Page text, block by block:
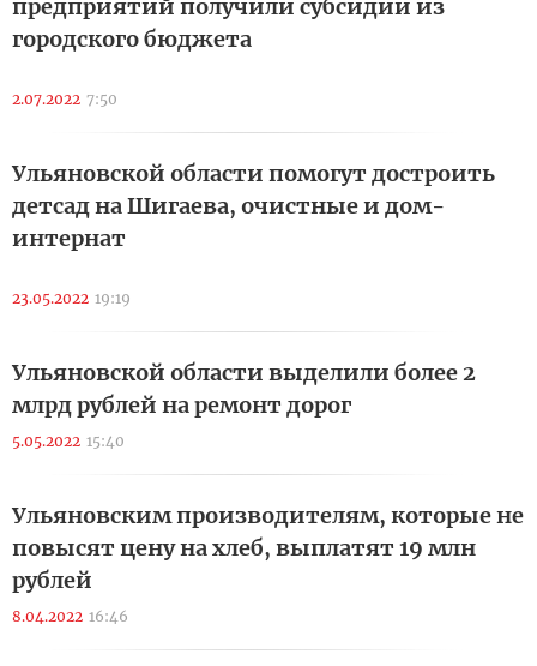
предприятий получили субсидии из
городского бюджета
2.07.2022 7:50
Ульяновской области помогут достроить
детсад на Шигаева, очистные и дом-
интернат
23.05.2022 19:19
Ульяновской области выделили более 2
млрд рублей на ремонт дорог
5.05.2022 15:40
Ульяновским производителям, которые не
повысят цену на хлеб, выплатят 19 млн
рублей
8.04.2022 16:46